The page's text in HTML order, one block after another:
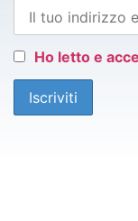
Ho letto e